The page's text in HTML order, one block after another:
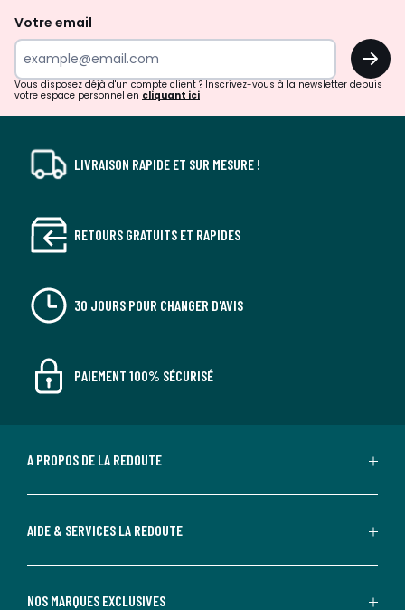
surprises?
Votre email
OK
Vous disposez déjà d'un compte client ? Inscrivez-vous à la newsletter depuis
votre espace personnel en cliquant ici
LIVRAISON RAPIDE ET SUR MESURE !
RETOURS GRATUITS ET RAPIDES
30 JOURS POUR CHANGER D'AVIS
PAIEMENT 100% SÉCURISÉ
A PROPOS DE LA REDOUTE
AIDE & SERVICES LA REDOUTE
NOS MARQUES EXCLUSIVES